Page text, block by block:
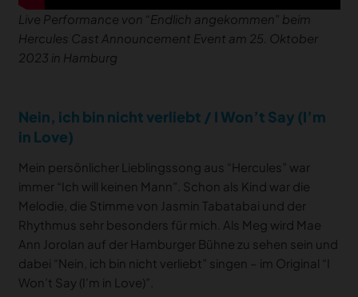
Live Performance von “Endlich angekommen” beim
Hercules Cast Announcement Event am 25. Oktober
2023 in Hamburg
Nein, ich bin nicht verliebt / I Won’t Say (I’m
in Love)
Mein persönlicher Lieblingssong aus “Hercules” war
immer “Ich will keinen Mann”. Schon als Kind war die
Melodie, die Stimme von Jasmin Tabatabai und der
Rhythmus sehr besonders für mich. Als Meg wird Mae
Ann Jorolan auf der Hamburger Bühne zu sehen sein und
dabei “Nein, ich bin nicht verliebt” singen – im Original “I
Won’t Say (I’m in Love)”.